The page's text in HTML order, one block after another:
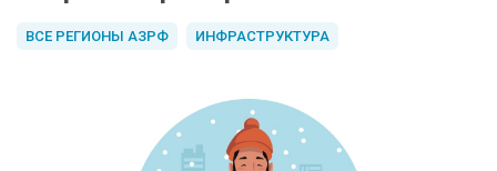
ВСЕ РЕГИОНЫ АЗРФ ИНФРАСТРУКТУРА